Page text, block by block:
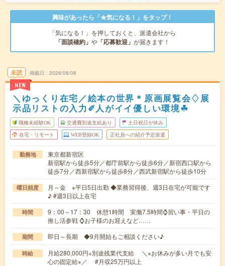
興味があったら「★気になる！」をタップ！
「気になる！」を押しておくと、派遣会社から
「面談確約」 や 「応募歓迎」 が届きます！
未読
NEW
掲載日 2026/08/08
＼ゆっくり在宅／絵本の世界＊原画展覧会♢展
示品リストの入力✐人がイイ優しい環境☘
職種未経験OK 交通費別途支給あり 土日祝日が休み
在宅・リモート WEB登録OK 正社員への紹介予定派遣
勤務地
東京都新宿区
新宿駅から徒歩5分／都庁前駅から徒歩6分／新宿西口駅から
徒歩7分／西新宿駅から徒歩8分／西武新宿駅から徒歩10分
曜日頻度
月～金 ※平日5日出勤 ◆業務習得後、週3日在宅が可能です
♪ #週3日以上在宅
時間
9：00～17：30 休憩1時間 実働7.5時間⌚習い事・平日の
推し活参戦 ⌚お子様のお迎えなど……
期間 即日～長期 ◆9月開始もご相談ください♪
時給
月給280,000円+別途残業代支給 ＼⋆お休みが多い月でも安
心の固定給⋆／ #月収25万円以上